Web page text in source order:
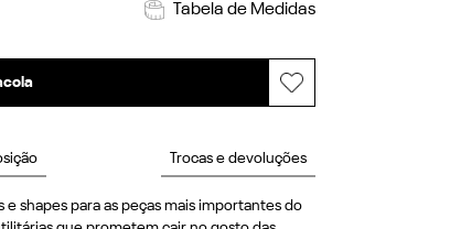
Tabela de Medidas
Trocas e devoluções
shapes para as peças mais importantes do